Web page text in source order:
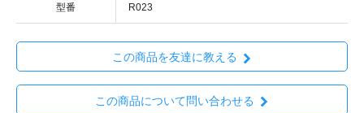
型番 R023
この商品を友達に教える
この商品について問い合わせる